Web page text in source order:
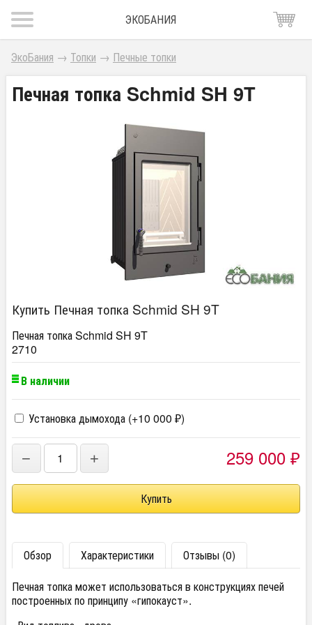
ЭКОБАНИЯ
ЭкоБания → Топки → Печные топки
Печная топка Schmid SH 9T
Купить Печная топка Schmid SH 9T
Печная топка Schmid SH 9T
2710
В наличии
Установка дымохода (+10 000 ₽)
− + 259 000 ₽
Обзор Характеристики
Отзывы (0)
Печная топка может использоваться в конструкциях печей
построенных по принципу «гипокауст».